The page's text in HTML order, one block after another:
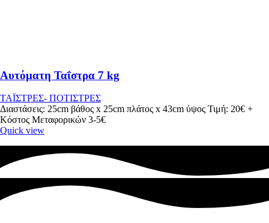
Αυτόματη Ταΐστρα 7 kg
ΤΑΪΣΤΡΕΣ- ΠΟΤΙΣΤΡΕΣ
Διαστάσεις: 25cm βάθος x 25cm πλάτος x 43cm ύψος Τιμή: 20€ +
Κόστος Μεταφορικών 3-5€
Quick view